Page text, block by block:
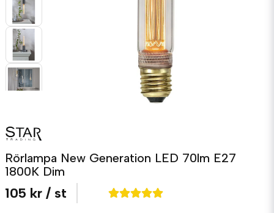
Rörlampa New Generation LED 70lm E27
1800K Dim
105 kr / st